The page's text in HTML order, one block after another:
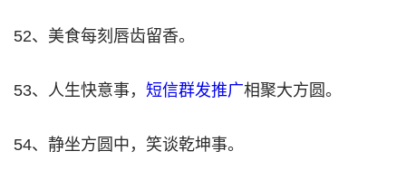
52、美食每刻唇齿留香。
53、人生快意事， 短信群发推广相聚大方圆。
54、静坐方圆中，笑谈乾坤事。